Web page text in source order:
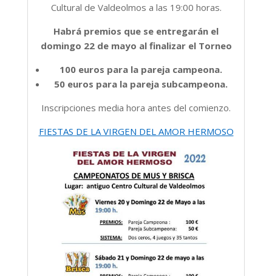
Cultural de Valdeolmos a las 19:00 horas.
Habrá premios que se entregarán el
domingo 22 de mayo al finalizar el Torneo
100 euros para la pareja campeona.
50 euros para la pareja subcampeona.
Inscripciones media hora antes del comienzo.
FIESTAS DE LA VIRGEN DEL AMOR HERMOSO